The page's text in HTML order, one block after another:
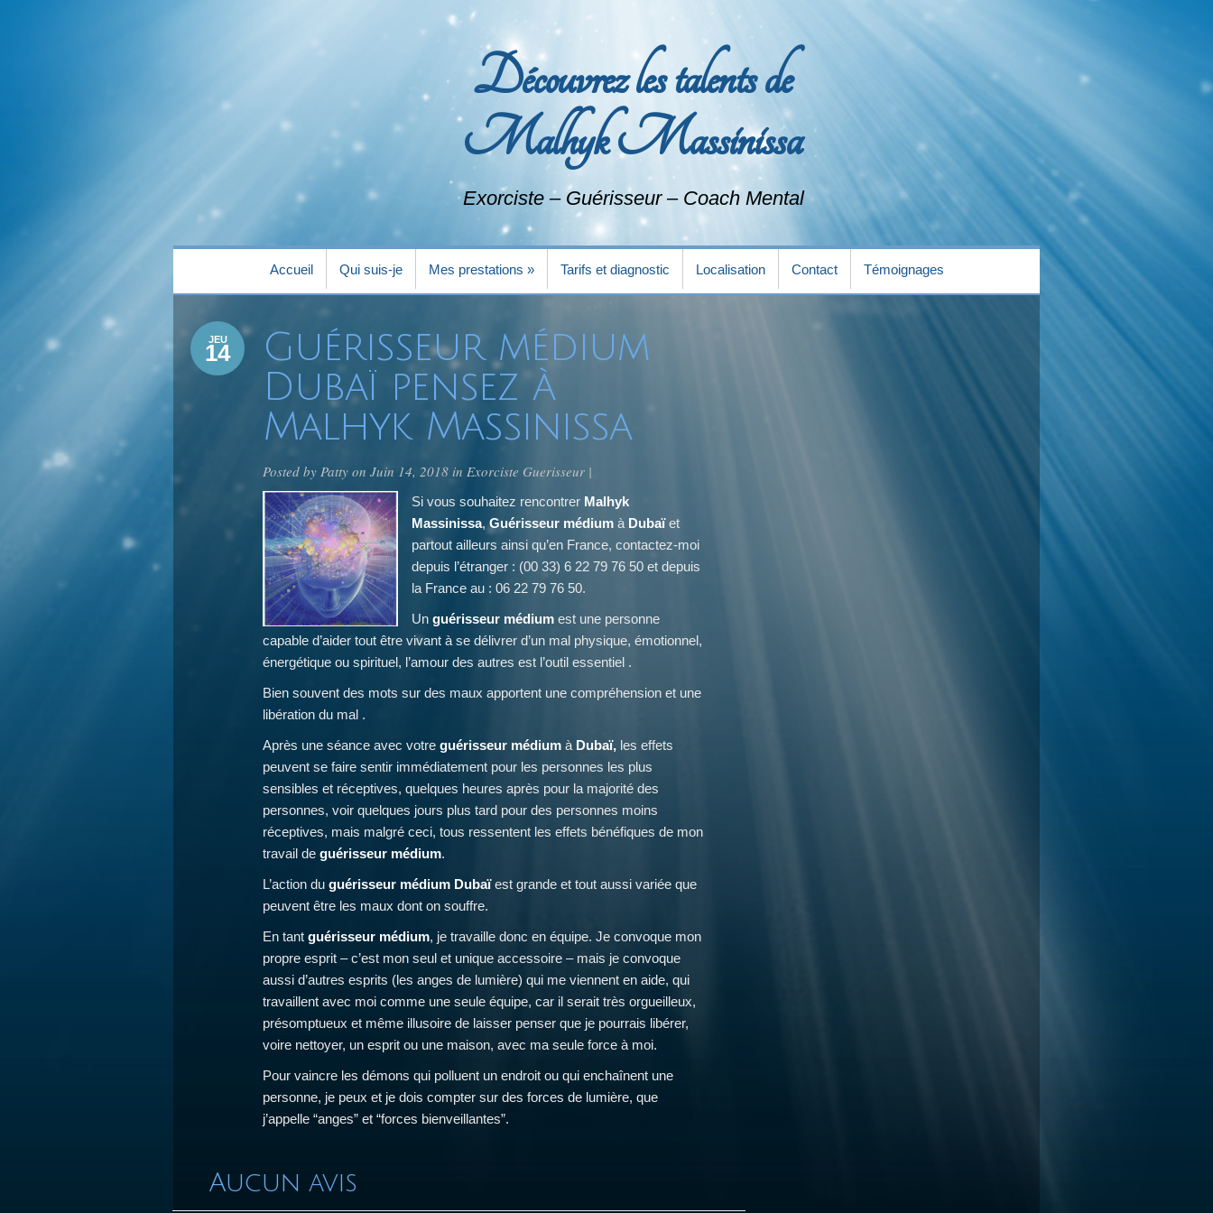
Découvrez les talents de
Malhyk Massinissa
Exorciste – Guérisseur – Coach Mental
Accueil Qui suis-je Mes prestations » Tarifs et diagnostic Localisation Contact Témoignages
JEU
14
Guérisseur médium
Dubaï pensez à
Malhyk Massinissa
Posted by Patty on Juin 14, 2018 in Exorciste Guerisseur |
Si vous souhaitez rencontrer Malhyk
Massinissa,Guérisseur médium à Dubaïet
partout ailleurs ainsi qu’en France, contactez-moi
depuis l’étranger : (00 33) 6 22 79 76 50 et depuis
la France au : 06 22 79 76 50.
Un guérisseur médium est une personne
capable d’aider tout être vivant à se délivrer d’un mal physique, émotionnel,
énergétique ou spirituel, l’amour des autres est l’outil essentiel .
Bien souvent des mots sur des maux apportent une compréhension et une
libération du mal .
Après une séance avec votre guérisseur médium à Dubaï, les effets
peuvent se faire sentir immédiatement pour les personnes les plus
sensibles et réceptives, quelques heures après pour la majorité des
personnes, voir quelques jours plus tard pour des personnes moins
réceptives, mais malgré ceci, tous ressentent les effets bénéfiques de mon
travail de guérisseur médium.
L’action du guérisseur médium Dubaïest grande et tout aussi variée que
peuvent être les maux dont on souffre.
En tant guérisseur médium, je travaille donc en équipe. Je convoque mon
propre esprit – c’est mon seul et unique accessoire – mais je convoque
aussi d’autres esprits (les anges de lumière) qui me viennent en aide, qui
travaillent avec moi comme une seule équipe, car il serait très orgueilleux,
présomptueux et même illusoire de laisser penser que je pourrais libérer,
voire nettoyer, un esprit ou une maison, avec ma seule force à moi.
Pour vaincre les démons qui polluent un endroit ou qui enchaînent une
personne, je peux et je dois compter sur des forces de lumière, que
j’appelle “anges” et “forces bienveillantes”.
Aucun avis